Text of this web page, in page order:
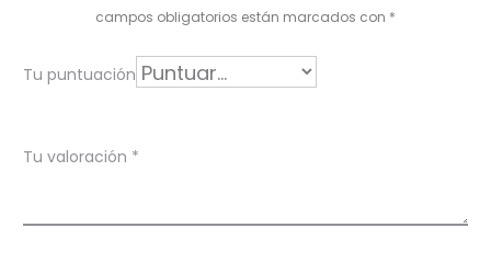
r
i
o
campos obligatorios están marcados con *
Tu puntuación
Tu valoración *